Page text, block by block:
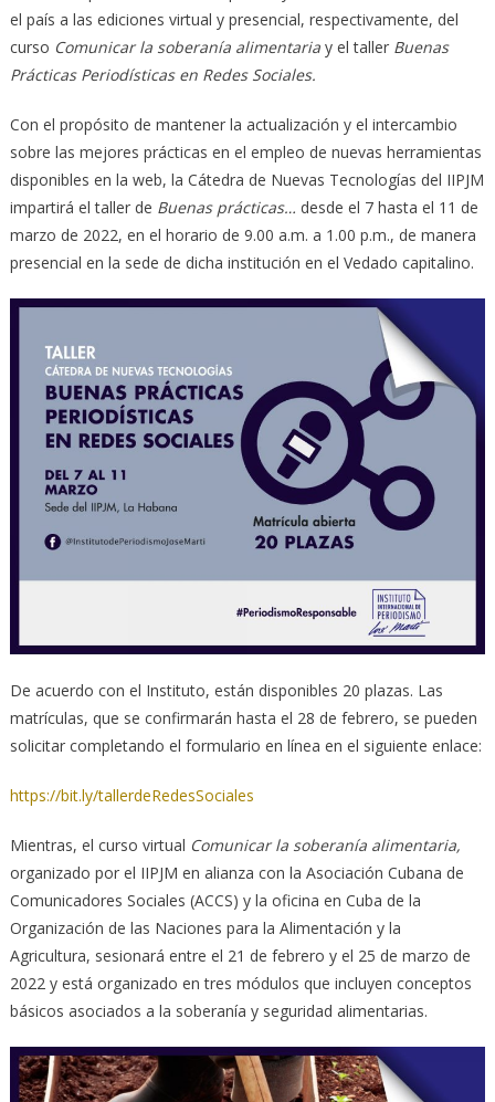
el país a las ediciones virtual y presencial, respectivamente, del
curso Comunicar la soberanía alimentaria y el tallerBuenas
Prácticas Periodísticas en Redes Sociales.
Con el propósito de mantener la actualización y el intercambio
sobre las mejores prácticas en el empleo de nuevas herramientas
disponibles en la web, la Cátedra de Nuevas Tecnologías del IIPJM
impartirá el taller de Buenas prácticas… desde el 7 hasta el 11 de
marzo de 2022, en el horario de 9.00 a.m. a 1.00 p.m., de manera
presencial en la sede de dicha institución en el Vedado capitalino.
De acuerdo con el Instituto, están disponibles 20 plazas. Las
matrículas, que se confirmarán hasta el 28 de febrero, se pueden
solicitar completando el formulario en línea en el siguiente enlace:
https://bit.ly/tallerdeRedesSociales
Mientras, el curso virtual Comunicar la soberanía alimentaria,
organizado por el IIPJM en alianza con la Asociación Cubana de
Comunicadores Sociales (ACCS) y la oficina en Cuba de la
Organización de las Naciones para la Alimentación y la
Agricultura, sesionará entre el 21 de febrero y el 25 de marzo de
2022 y está organizado en tres módulos que incluyen conceptos
básicos asociados a la soberanía y seguridad alimentarias.